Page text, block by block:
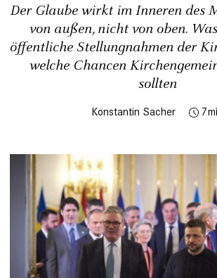
Der Glaube wirkt im Inneren des
von außen, nicht von oben.
öffentliche Stellungnahmen der
welche Chancen
sollten
Konstantin Sacher 7